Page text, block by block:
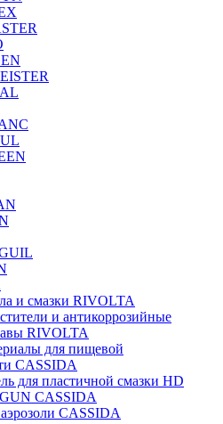
и смазки RIVOLTA
и антикоррозийные
RIVOLTA
для пищевой
CASSIDA
для пластичной смазки HD
CASSIDA
CASSIDA